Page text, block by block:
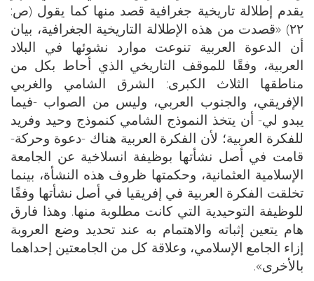
يقدم إطلالة تاريخية جغرافية قصد منها كما يقول (ص:
٢٢) «قصدت من هذه الإطلالة التاريخية الجغرافية، بيان
أن الدعوة العربية تنوعت موارد نشوئها في البلاد
العربية، وفقًا للموقف التاريخي الذي أحاط بكل من
مناطقها الثلاث الكبرى: الشرق الشامي والغربي
الإفريقي، والجنوب العربي، وليس من الصواب -فيما
يبدو لي- أن يتخذ النموذج الشامي كنموذج وحيد وفريد
للفكرة العربية؛ لأن الفكرة العربية هناك -دعوة وحركة-
قامت في أصل نشأتها بوظيفة انسلاخية عن الجامعة
الإسلامية العثمانية، وحكمتها ظروف هذه النشأة، بينما
تخلقت الفكرة العربية في إفريقيا في أصل نشأتها وفقًا
للوظيفة التوحيدية التي كانت مطلوبة منها. وهذا فارق
هام يتعين إثباته والاهتمام به عند تحديد وضع العروبة
إزاء الجامع الإسلامي، وعلاقة كل من الجامعتين إحداهما
بالأخرى».